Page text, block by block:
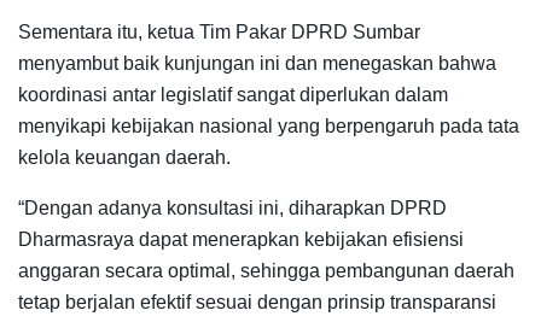
Sementara itu, ketua Tim Pakar DPRD Sumbar
menyambut baik kunjungan ini dan menegaskan bahwa
koordinasi antar legislatif sangat diperlukan dalam
menyikapi kebijakan nasional yang berpengaruh pada tata
kelola keuangan daerah.
“Dengan adanya konsultasi ini, diharapkan DPRD
Dharmasraya dapat menerapkan kebijakan efisiensi
anggaran secara optimal, sehingga pembangunan daerah
tetap berjalan efektif sesuai dengan prinsip transparansi